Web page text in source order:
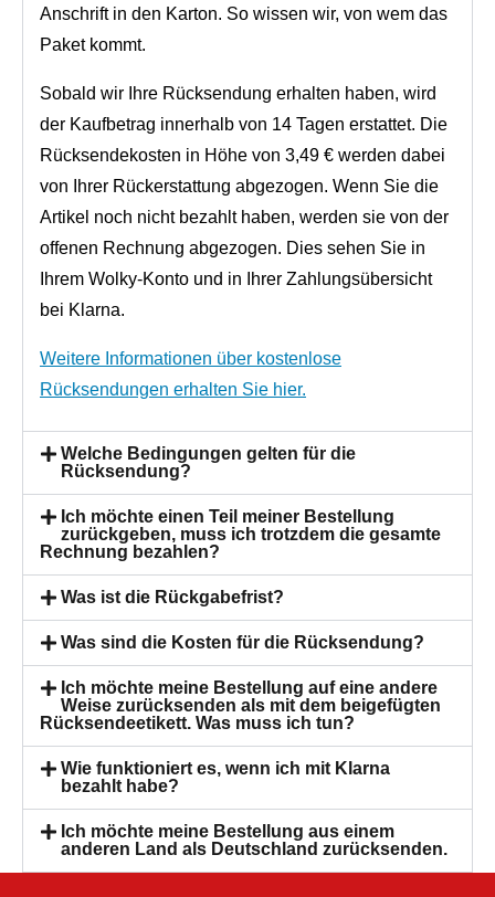
Anschrift in den Karton. So wissen wir, von wem das
Paket kommt.
Sobald wir Ihre Rücksendung erhalten haben, wird
der Kaufbetrag innerhalb von 14 Tagen erstattet. Die
Rücksendekosten in Höhe von 3,49 € werden dabei
von Ihrer Rückerstattung abgezogen. Wenn Sie die
Artikel noch nicht bezahlt haben, werden sie von der
offenen Rechnung abgezogen. Dies sehen Sie in
Ihrem Wolky-Konto und in Ihrer Zahlungsübersicht
bei Klarna.
Weitere Informationen über kostenlose
Rücksendungen erhalten Sie hier.
Welche Bedingungen gelten für die
Rücksendung?
Ich möchte einen Teil meiner Bestellung
zurückgeben, muss ich trotzdem die gesamte
Rechnung bezahlen?
Was ist die Rückgabefrist?
Was sind die Kosten für die Rücksendung?
Ich möchte meine Bestellung auf eine andere
Weise zurücksenden als mit dem beigefügten
Rücksendeetikett. Was muss ich tun?
Wie funktioniert es, wenn ich mit Klarna
bezahlt habe?
Ich möchte meine Bestellung aus einem
anderen Land als Deutschland zurücksenden.